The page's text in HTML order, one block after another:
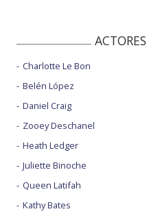
Charlotte Le Bon
Belén López
Daniel Craig
Zooey Deschanel
Heath Ledger
Juliette Binoche
Queen Latifah
Kathy Bates